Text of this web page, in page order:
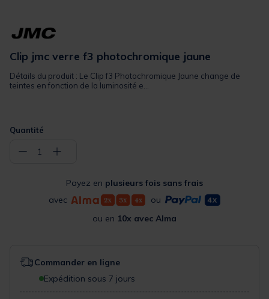
Clip jmc verre f3 photochromique jaune
Détails du produit : Le Clip f3 Photochromique Jaune change de
teintes en fonction de la luminosité e...
Quantité
− 1 +
Payez en plusieurs fois sans frais
avec
ou
ou en 10x avec Alma
Commander en ligne
Expédition sous 7 jours